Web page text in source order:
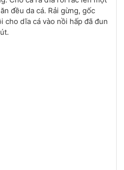
đều da cá. Rải gừng, gốc
cho dĩa cá vào nồi hấp đã đun